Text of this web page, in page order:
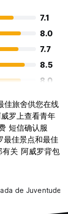
7.1
8.0
7.7
8.5
8.0
7.1
6.3
8.2
佳旅舍供您在线
罗上查看青年
短信确认服
最佳景点和最佳
关 阿威罗背包
de Juventude